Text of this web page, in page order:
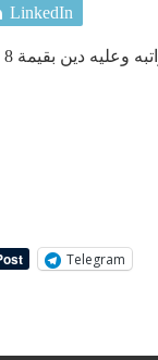
LinkedIn
Telegram